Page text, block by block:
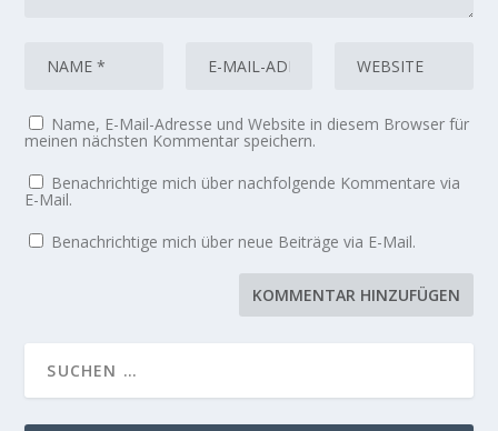
Name, E-Mail-Adresse und Website in diesem Browser für
meinen nächsten Kommentar speichern.
Benachrichtige mich über nachfolgende Kommentare via
E-Mail.
Benachrichtige mich über neue Beiträge via E-Mail.